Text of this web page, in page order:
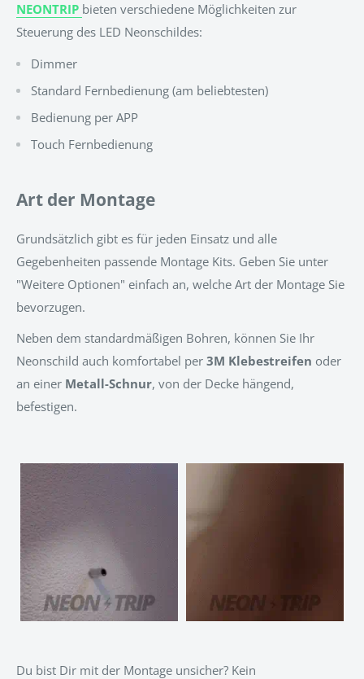
NEONTRIP bieten verschiedene Möglichkeiten zur
Steuerung des LED Neonschildes:
Dimmer
Standard Fernbedienung (am beliebtesten)
Bedienung per APP
Touch Fernbedienung
Art der Montage
Grundsätzlich gibt es für jeden Einsatz und alle
Gegebenheiten passende Montage Kits. Geben Sie unter
"Weitere Optionen" einfach an, welche Art der Montage Sie
bevorzugen.
Neben dem standardmäßigen Bohren, können Sie Ihr
Neonschild auch komfortabel per 3M Klebestreifen oder
an einer Metall-Schnur, von der Decke hängend,
befestigen.
Du bist Dir mit der Montage unsicher? Kein